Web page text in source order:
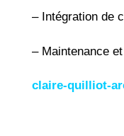
– Intégration de
– Maintenance
claire-quilliot-